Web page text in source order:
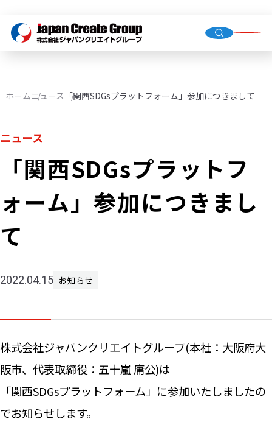
トップ
店舗運
（直営
環境イ
お問い
ホームニュース 「関西SDGsプラットフォーム」参加につきまして
ニュース
「関西SDGsプラットフ
ォーム」参加につきまし
て
2022.04.15 お知らせ
株式会社ジャパンクリエイトグループ(本社：大阪府大
阪市、代表取締役：五十嵐 庸公)は
「関西SDGsプラットフォーム」に参加いたしましたの
でお知らせします。